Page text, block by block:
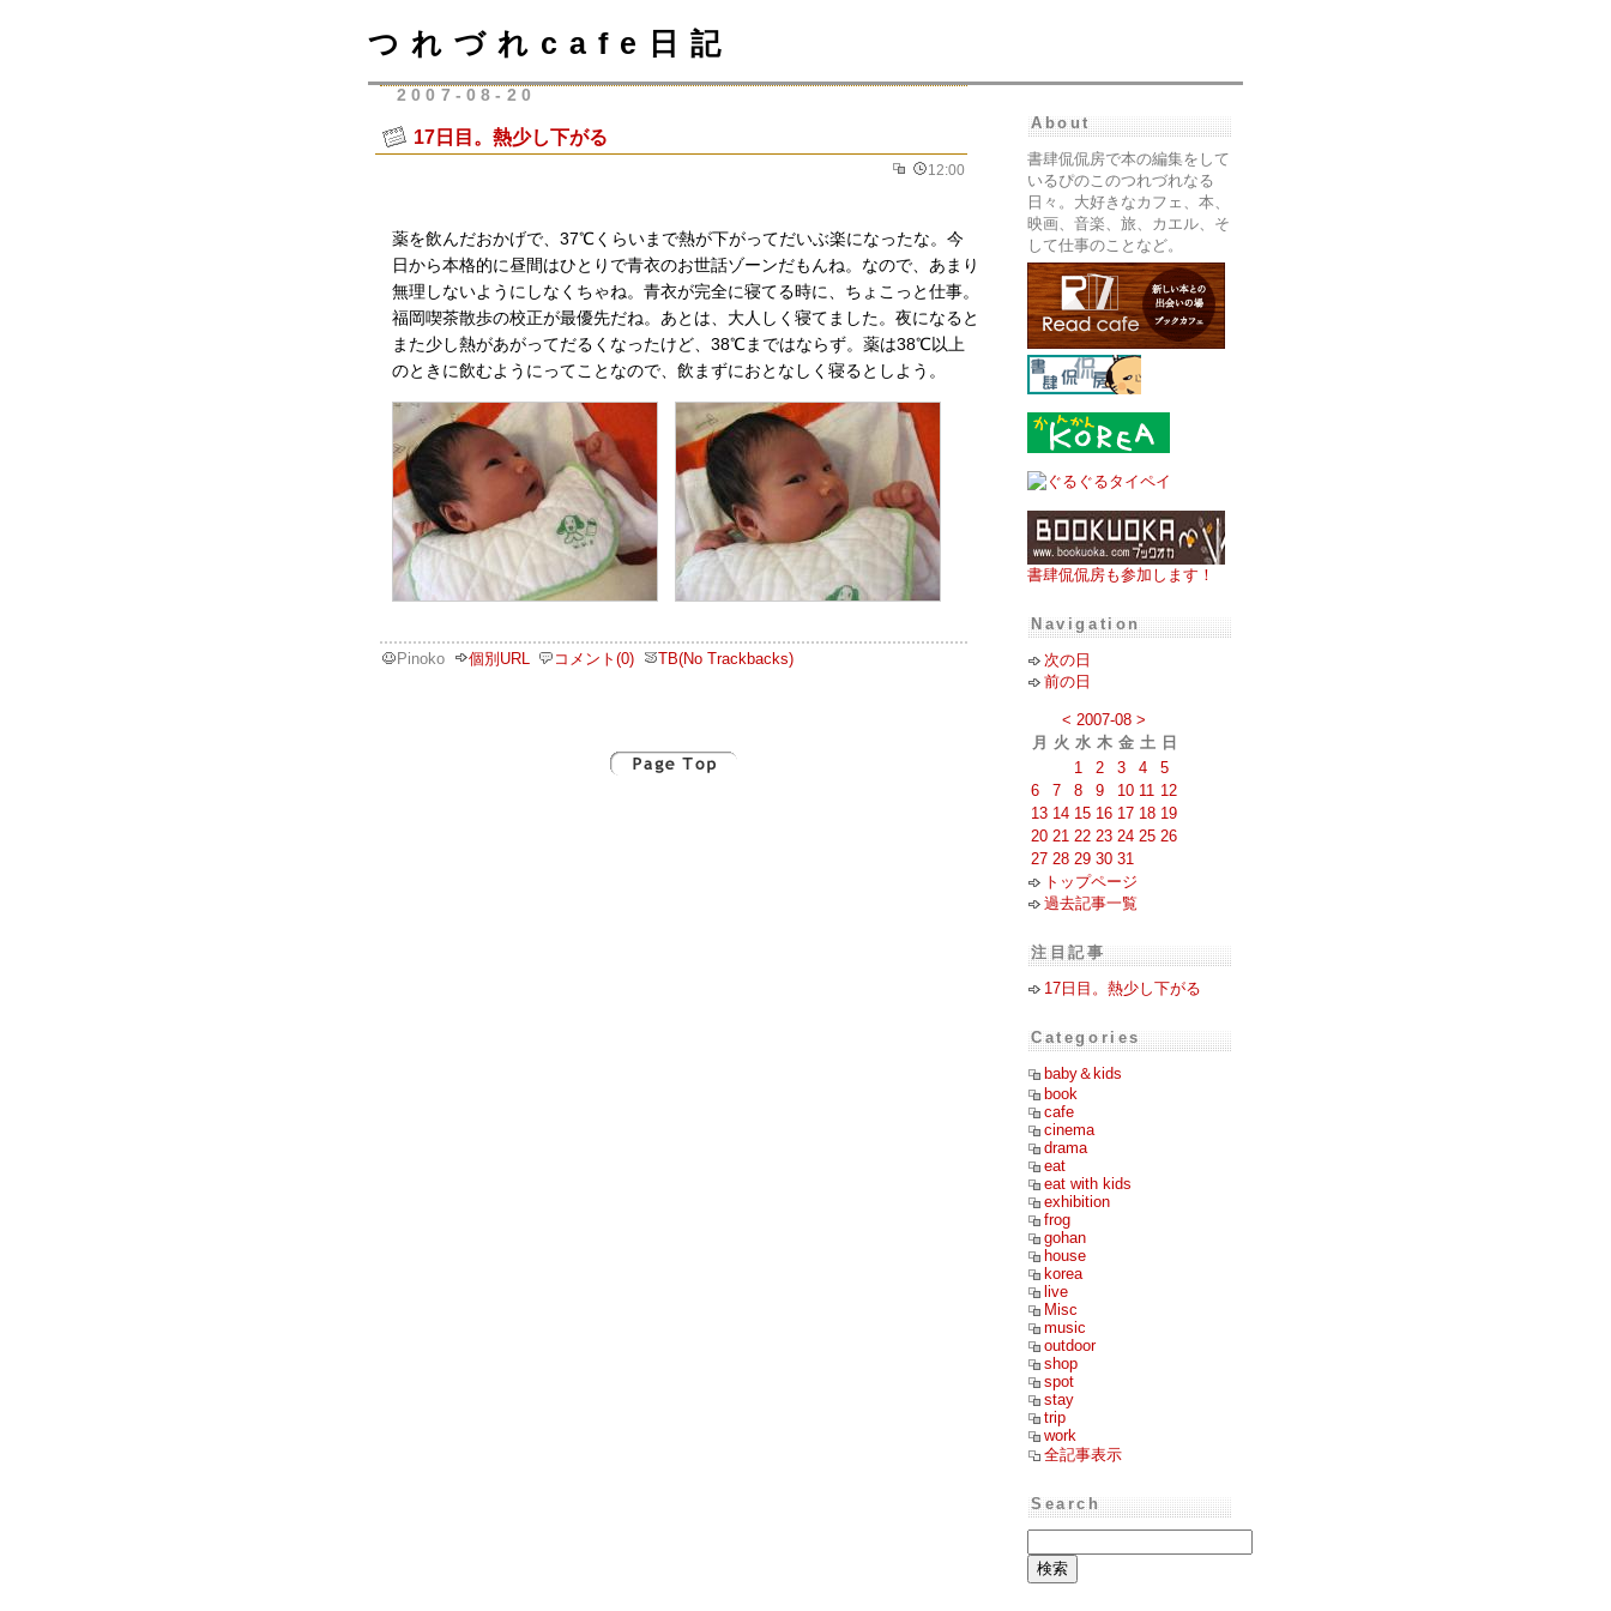
つれづれcafe日記
2007-08-20
17日目。熱少し下がる
12:00
薬を飲んだおかげで、37℃くらいまで熱が下がってだいぶ楽になったな。今
日から本格的に昼間はひとりで青衣のお世話ゾーンだもんね。なので、あまり
無理しないようにしなくちゃね。青衣が完全に寝てる時に、ちょこっと仕事。
福岡喫茶散歩の校正が最優先だね。あとは、大人しく寝てました。夜になると
また少し熱があがってだるくなったけど、38℃まではならず。薬は38℃以上
のときに飲むようにってことなので、飲まずにおとなしく寝るとしよう。
Pinoko 個別URL コメント(0) TB(No Trackbacks)
About
書肆侃侃房で本の編集をして
いるぴのこのつれづれなる
日々。大好きなカフェ、本、
映画、音楽、旅、カエル、そ
して仕事のことなど。
書肆侃侃房も参加します！
Navigation
次の日
前の日
< 2007-08 >
月
火 水 木 金 土 日
1
2 3 4
5
6
7 8 9 10 11 12
13 14 15 16 17 18 19
20 21 22 23 24 25 26
27 28 29 30 31
トップページ
過去記事一覧
注目記事
17日目。熱少し下がる
Categories
baby＆kids
book
cafe
cinema
drama
eat
eat with kids
exhibition
frog
gohan
house
korea
live
Misc
music
outdoor
shop
spot
stay
trip
work
全記事表示
Search